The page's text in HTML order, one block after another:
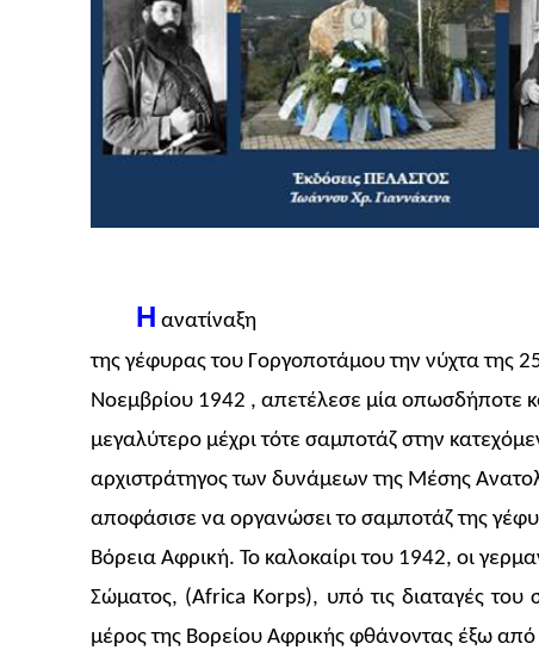
Η ανατίναξη
της γέφυρας του Γοργοποτάμου την νύχτα της
Νοεμβρίου 1942 , απετέλεσε μία οπωσδήποτε
μεγαλύτερο μέχρι τότε σαμποτάζ στην
αρχιστράτηγος των δυνάμεων της Μέσης
αποφάσισε να οργανώσει το σαμποτάζ της
Βόρεια Αφρική. Το καλοκαίρι του 1942, οι
Σώματος, (Africa Korps), υπό τις διαταγές του
μέρος της Βορείου Αφρικής φθάνοντας έξω από